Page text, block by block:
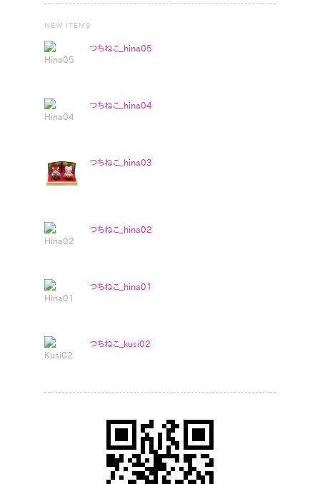
NEW ITEMS
つちねこ_hina05
つちねこ_hina04
つちねこ_hina03
つちねこ_hina02
つちねこ_hina01
つちねこ_kusi02